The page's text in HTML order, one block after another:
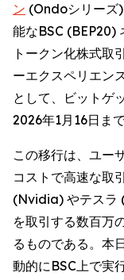
ン (Ondoシリーズ
能なBSC (BEP20)
トークン化株式取
ーエクスペリエン
として、ビットゲ
2026年1月16日ま
この移行は、ユー
コストで高速な取
(Nvidia) やテスラ
を取引する数百万
るものである。本
動的にBSC上で実